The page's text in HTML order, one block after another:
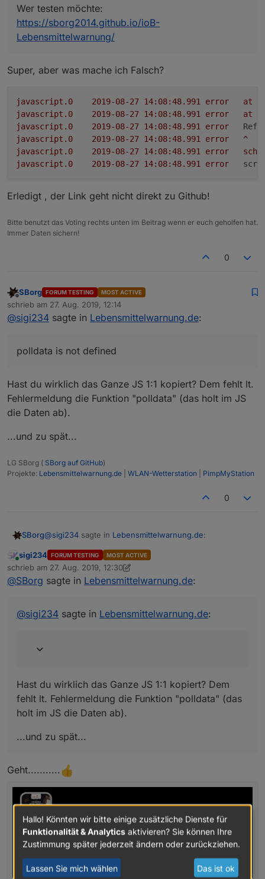
sonst per JS keine neuen Datenpunkte anlegen),
danach seid ihr aber frei.
nur noch zum eingestellten Intervall.
Soll die Anzahl der Warnungen geändert werden, muss
im Moment noch
vorher
Unterordnergelöscht werden! Im Beispiel also per
javascript.0.VIS.Lebensmittelwarnung
überschüssigen (wenn man die Anzahl verringert) DPs
Anzahl erhöht).
javascript.x.
muss leider sein (außerhalb lassen sich
sonst per JS keine neuen Datenpunkte anlegen),
danach seid ihr aber frei.
nicht immer mit dem Inhalt des RSS-Feeds überein ;)
Wer testen möchte:
https://sborg2014.github.io/ioB-
Lebensmittelwarnung/
Super, aber was mache ich Falsch?
javascript.0 error at
javascript.0
error at
javascript.0
error
javascript.0
error
^
javascript.0
error
javascript.0
error
Erledigt , der Link geht nicht direkt zu Github!
Bitte benutzt das Voting rechts unten im Beitrag wenn er euch geholfen hat.
Immer Daten sichern!
0
Offline
SBorg FORUM TESTING MOST ACTIVE
schrieb am 27. Aug. 2019, 12:14
zuletzt editiert von
@sigi234 sagte in Lebensmittelwarnung.de:
polldata is not defined
Hast du wirklich das Ganze JS 1:1 kopiert? Dem fehlt lt.
Fehlermeldung die Funktion "polldata" (das holt im JS
die Daten ab).
...und zu spät...
LG SBorg ( SBorg auf GitHub)
Projekte: Lebensmittelwarnung.de WLAN-Wetterstation PimpMyStation
0
SBorg@sigi234 sagte in Lebensmittelwarnung.de:
polldata is not defined
Fehlermeldung die Funktion "polldata" (das holt im JS
die Daten ab).
...und zu spät...
Online
sigi234 FORUM TESTING MOST ACTIVE
schrieb am 27. Aug. 2019, 12:30
zuletzt editiert von sigi234
@SBorg sagte in Lebensmittelwarnung.de:
@sigi234 sagte in Lebensmittelwarnung.de:
Hast du wirklich das Ganze JS 1:1 kopiert? Dem
fehlt lt. Fehlermeldung die Funktion "polldata" (das
holt im JS die Daten ab).
...und zu spät...
Geht...........
Hallo! Könnten wir bitte einige zusätzliche Dienste für
Funktionalität & Analytics aktivieren? Sie können Ihre
Zustimmung später jederzeit ändern oder zurückziehen.
Lassen Sie mich wählen Das ist ok